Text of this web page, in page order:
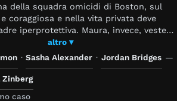
della squadra omicidi di Boston, sul
coraggiosa e nella vita privata deve
iperprotettiva. Maura, invece, veste
firmati dalla testa ai piedi, è di
fredda e si trova più a suo agio tra i
per questo suo carattere quasi cinico.
sui romanzi della scrittrice di thriller
altro ▾
· Sasha Alexander · Jordan Bridges —
Zinberg
caso